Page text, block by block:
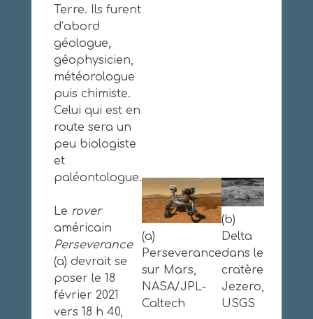
Terre. Ils furent
d’abord
géologue,
géophysicien,
météorologue
puis chimiste.
Celui qui est en
route sera un
peu biologiste
et
paléontologue.
Le rover
américain
Perseverance
(a) devrait se
poser le 18
février 2021
vers 18 h 40,
(a)
Perseverance
sur Mars,
NASA/JPL-
Caltech
(b)
Delta
dans le
cratère
Jezero,
USGS